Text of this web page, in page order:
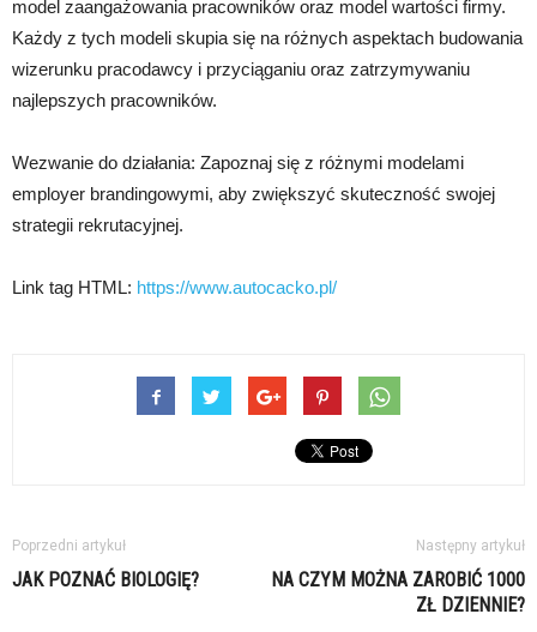
model zaangażowania pracowników oraz model wartości firmy.
Każdy z tych modeli skupia się na różnych aspektach budowania
wizerunku pracodawcy i przyciąganiu oraz zatrzymywaniu
najlepszych pracowników.
Wezwanie do działania: Zapoznaj się z różnymi modelami
employer brandingowymi, aby zwiększyć skuteczność swojej
strategii rekrutacyjnej.
Link tag HTML: https://www.autocacko.pl/
Poprzedni artykuł
JAK POZNAĆ BIOLOGIĘ?
Następny artykuł
NA CZYM MOŻNA ZAROBIĆ 1000
ZŁ DZIENNIE?